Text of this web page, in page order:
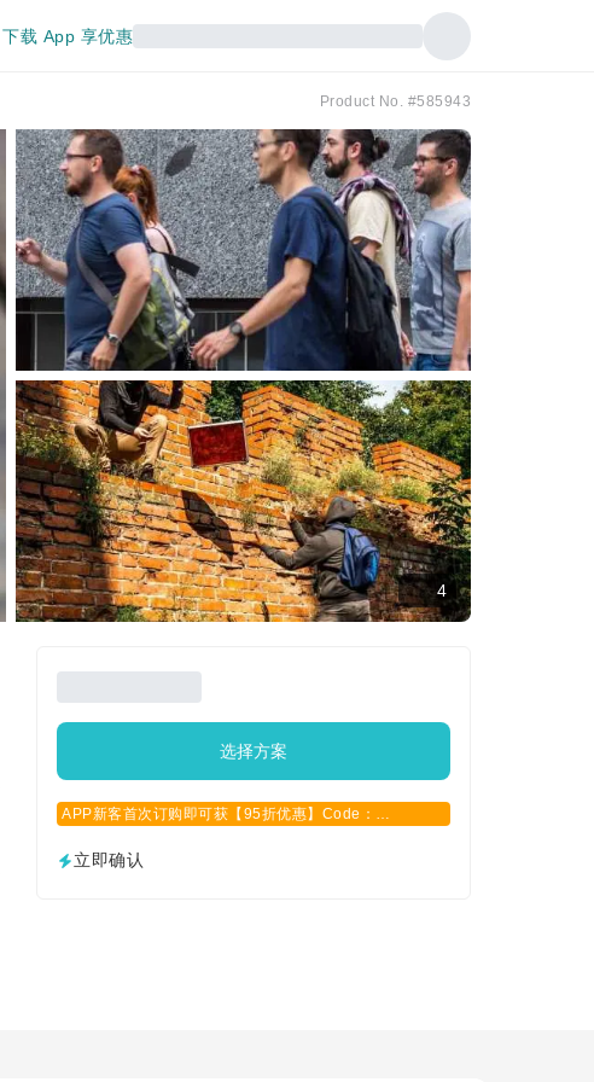
下载 App 享优惠
Product No. #585943
4
选择方案
APP新客首次订购即可获【95折优惠】Code：
立即确认